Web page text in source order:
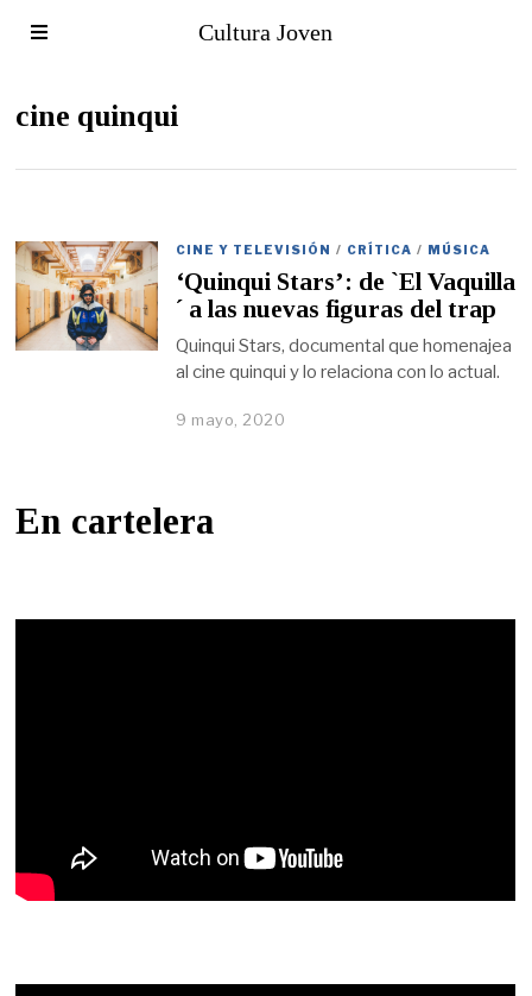
Cultura Joven
cine quinqui
CINE Y TELEVISIÓN / CRÍTICA / MÚSICA
‘Quinqui Stars’: de `El Vaquilla
´ a las nuevas figuras del trap
Quinqui Stars, documental que homenajea
al cine quinqui y lo relaciona con lo actual.
9 mayo, 2020
En cartelera